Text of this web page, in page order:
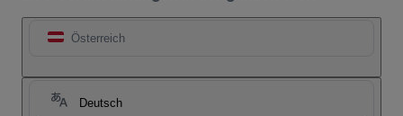
Österreich
Deutsch